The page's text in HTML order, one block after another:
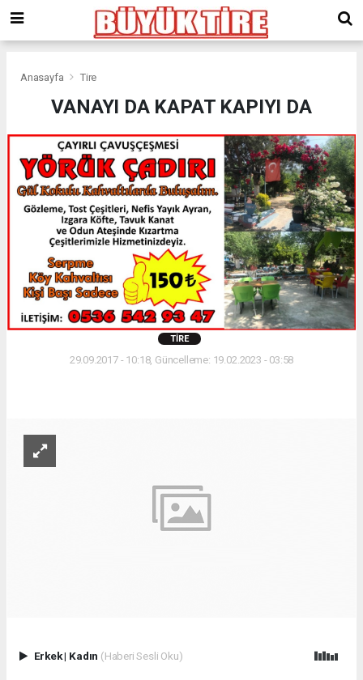
giriş
kingroyal
Anasayfa Tire
VANAYI DA KAPAT KAPIYI DA
TIRE
29.09.2017 - 10:18, Güncelleme: 19.02.2023 - 03:58
Erkek| Kadın (Haberi Sesli Oku)